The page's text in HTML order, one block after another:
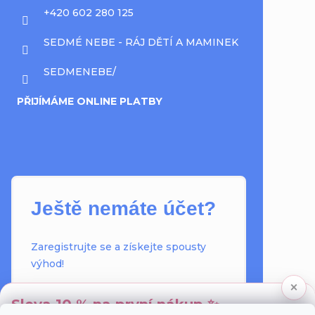
+420 602 280 125
SEDMÉ NEBE - RÁJ DĚTÍ A MAMINEK
SEDMENEBE/
PŘIJÍMÁME ONLINE PLATBY
Ještě nemáte účet?
Zaregistrujte se a získejte spousty
výhod!
×
Sleva 10 % na první nákup ✨